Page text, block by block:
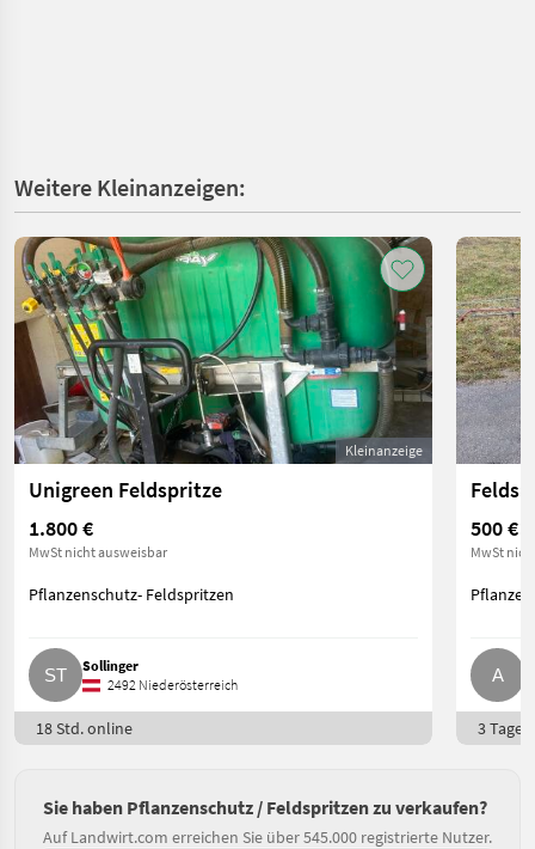
Weitere Kleinanzeigen:
Kleinanzeige
Unigreen Feldspritze
1.800 €
MwSt nicht ausweisbar
Pflanzenschutz- Feldspritzen
Sollinger
2492 Niederösterreich
18 Std. online
500 €
MwSt
3 Tage
Sie haben Pflanzenschutz / Feldspritzen zu verkaufen?
Auf Landwirt.com erreichen Sie über 545.000 registrierte Nutzer.